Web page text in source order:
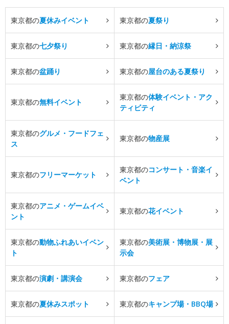
東京都の夏休みイベント 東京都の夏祭り
東京都の七夕祭り 東京都の縁日・納涼祭
東京都の盆踊り 東京都の屋台のある夏祭り
東京都の無料イベント
東京都の体験イベント・アク
ティビティ
東京都のグルメ・フードフェ
ス
東京都の物産展
東京都のフリーマーケット
東京都のコンサート・音楽イ
ベント
東京都のアニメ・ゲームイベ
ント
東京都の花イベント
東京都の動物ふれあいイベン
ト
東京都の美術展・博物展・展
示会
東京都の演劇・講演会 東京都のフェア
東京都の夏休みスポット 東京都のキャンプ場・BBQ場